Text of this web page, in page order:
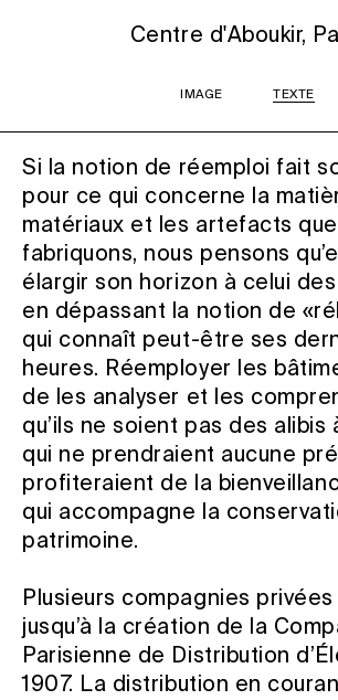
IMAGE TEXTE
Centre d'Aboukir,
Si la notion de réemploi fait
pour ce qui concerne la
matériaux et les artefacts
fabriquons, nous pensons
élargir son horizon à celui
en dépassant la notion de
qui connaît peut-être ses
heures. Réemployer les
de les analyser et les
qu’ils ne soient pas des alibis
qui ne prendraient aucune
profiteraient de la
qui accompagne la
patrimoine.
Plusieurs compagnies
jusqu’à la création de la
Parisienne de Distribution
1907. La distribution en